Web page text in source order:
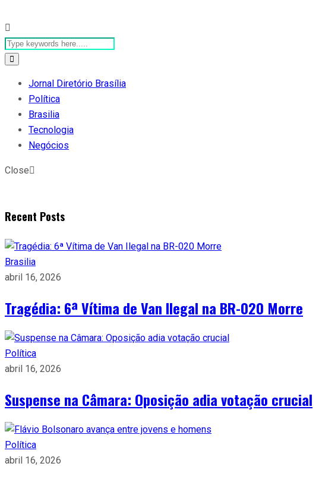
Jornal Diretório Brasília
Política
Brasilia
Tecnologia
Negócios
Close
Recent Posts
Brasilia
abril 16, 2026
Tragédia: 6ª Vítima de Van Ilegal na BR-020 Morre
Política
abril 16, 2026
Suspense na Câmara: Oposição adia votação crucial
Política
abril 16, 2026